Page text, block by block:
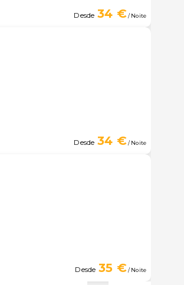
Desde 34 €/ Noite
Desde 34 €/ Noite
Desde 35 €/ Noite